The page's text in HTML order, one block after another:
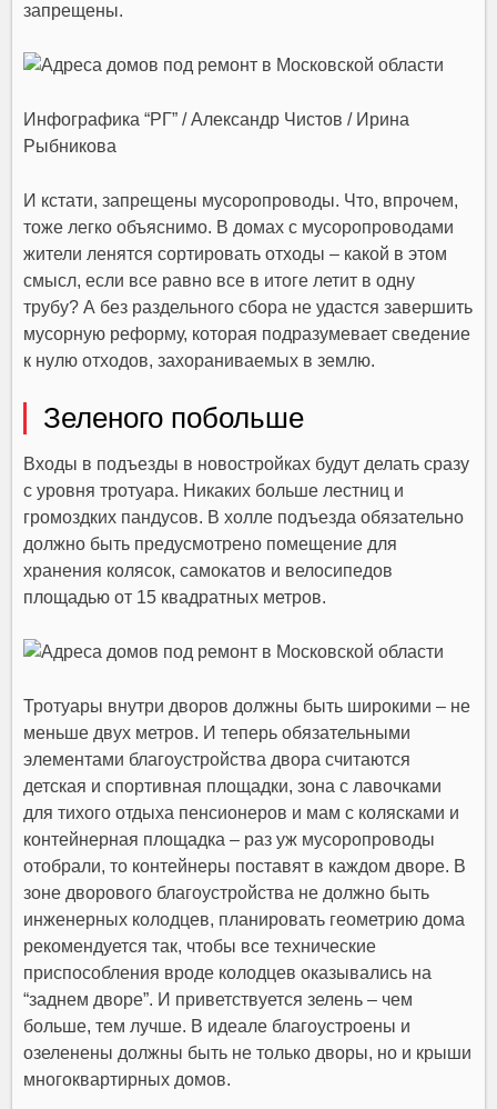
запрещены.
Инфографика “РГ” / Александр Чистов / Ирина
Рыбникова
И кстати, запрещены мусоропроводы. Что, впрочем,
тоже легко объяснимо. В домах с мусоропроводами
жители ленятся сортировать отходы – какой в этом
смысл, если все равно все в итоге летит в одну
трубу? А без раздельного сбора не удастся завершить
мусорную реформу, которая подразумевает сведение
к нулю отходов, захораниваемых в землю.
Зеленого побольше
Входы в подъезды в новостройках будут делать сразу
с уровня тротуара. Никаких больше лестниц и
громоздких пандусов. В холле подъезда обязательно
должно быть предусмотрено помещение для
хранения колясок, самокатов и велосипедов
площадью от 15 квадратных метров.
Тротуары внутри дворов должны быть широкими – не
меньше двух метров. И теперь обязательными
элементами благоустройства двора считаются
детская и спортивная площадки, зона с лавочками
для тихого отдыха пенсионеров и мам с колясками и
контейнерная площадка – раз уж мусоропроводы
отобрали, то контейнеры поставят в каждом дворе. В
зоне дворового благоустройства не должно быть
инженерных колодцев, планировать геометрию дома
рекомендуется так, чтобы все технические
приспособления вроде колодцев оказывались на
“заднем дворе”. И приветствуется зелень – чем
больше, тем лучше. В идеале благоустроены и
озеленены должны быть не только дворы, но и крыши
многоквартирных домов.